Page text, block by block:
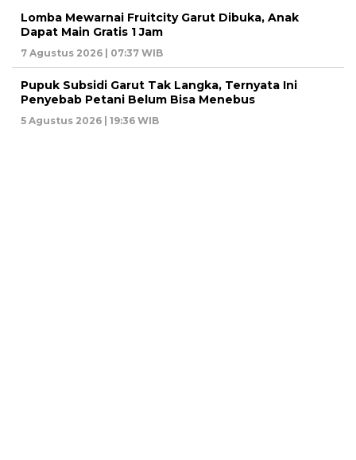
Lomba Mewarnai Fruitcity Garut Dibuka, Anak
Dapat Main Gratis 1 Jam
7 Agustus 2026 | 07:37 WIB
Pupuk Subsidi Garut Tak Langka, Ternyata Ini
Penyebab Petani Belum Bisa Menebus
5 Agustus 2026 | 19:36 WIB